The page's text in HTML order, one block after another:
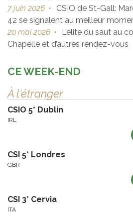
7 juin 2026 •
CSIO de St-Gall:
42 se signalent au meilleur
20 mai 2026 •
L’élite du saut au
Chapelle et d’autres rendez-vous
CE WEEK-END
À l'étranger
CSIO 5* Dublin
IRL
CSI 5* Londres
GBR
CSI 3* Cervia
ITA